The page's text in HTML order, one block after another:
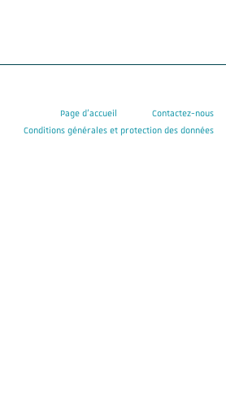
Page d’accueil
Contactez-nous
Conditions générales et protection des données